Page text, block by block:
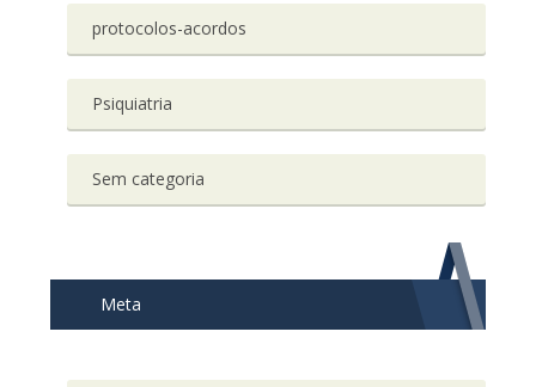
protocolos-acordos
Psiquiatria
Sem categoria
Meta